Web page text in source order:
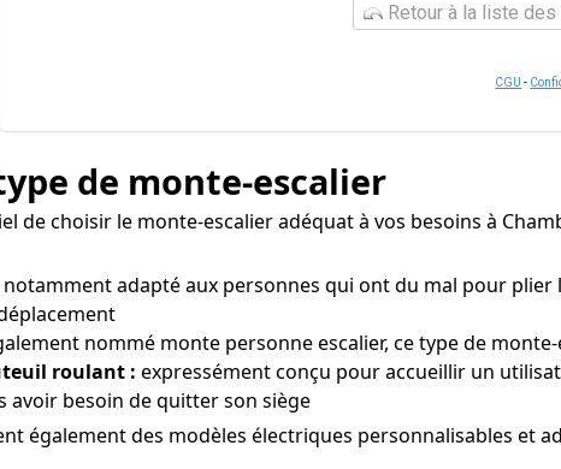
Retour à la liste
CGU -
de monte-escalier
de choisir le monte-escalier adéquat à vos besoins à
notamment adapté aux personnes qui ont du mal pour
nommé monte personne escalier, ce type de
roulant : expressément conçu pour accueillir un
avoir besoin de quitter son siège
également des modèles électriques personnalisables et